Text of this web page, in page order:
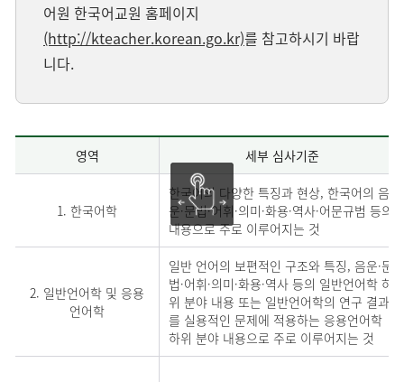
어원 한국어교원 홈페이지
(http://kteacher.korean.go.kr)를 참고하시기 바랍
니다.
영역 세부 심사기준
1. 한국어학
한국어의 다양한 특징과 현상, 한국어의 음
운·문법·어휘·의미·화용·역사·어문규범 등의
내용으로 주로 이루어지는 것
2. 일반언어학 및 응용
언어학
일반 언어의 보편적인 구조와 특징, 음운·문
법·어휘·의미·화용·역사 등의 일반언어학 하
위 분야 내용 또는 일반언어학의 연구 결과
를 실용적인 문제에 적용하는 응용언어학
하위 분야 내용으로 주로 이루어지는 것